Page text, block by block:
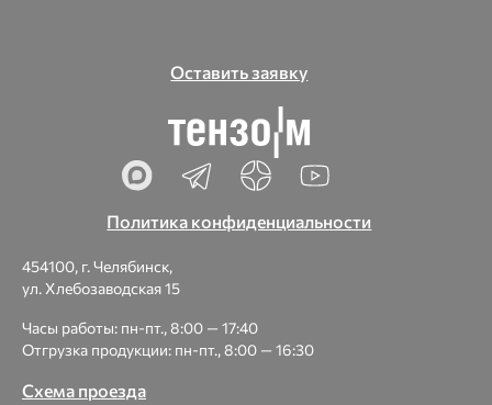
Оставить заявку
Политика конфиденциальности
454100, г. Челябинск,
ул. Хлебозаводская 15
Часы работы: пн-пт., 8:00 — 17:40
Отгрузка продукции: пн-пт., 8:00 — 16:30
Схема проезда